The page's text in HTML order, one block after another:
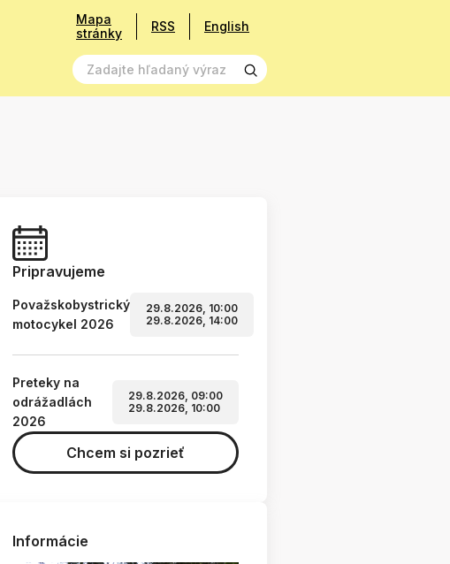
Mapa
stránky
RSS English
Pripravujeme
Považskobystrický
motocykel 2026
29.8.2026, 10:00
29.8.2026, 14:00
Preteky na
odrážadlách
2026
29.8.2026, 09:00
29.8.2026, 10:00
Chcem si pozrieť
Informácie